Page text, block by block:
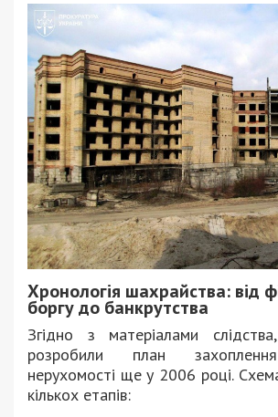
Хронологія шахрайства: від
боргу до банкрутства
Згідно з матеріалами
розробили план
нерухомості ще у 2006 році.
кількох етапів: